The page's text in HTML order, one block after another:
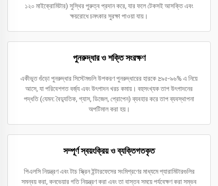
১২০ মাইক্রোমিটার) সুস্থির পুরুত্ব প্রদান করে, যার ফলে টেকসই আসক্তি এবং
ক্ষয়রোধে চমৎকার সুরক্ষা পাওয়া যায়।
পুনরুদ্ধার ও শক্তি সংরক্ষণ
একীভূত গুঁড়ো পুনরুদ্ধার সিস্টেমগুলি উপকরণ পুনরুদ্ধারের হারকে ≥৯৫-৯৬% এ নিয়ে
আসে, যা পরিবেশগত বর্জ্য এবং উৎপাদন খরচ কমায়। বহুসংখ্যক তাপ উৎপাদনের
পদ্ধতি (যেমন: বৈদ্যুতিক, গ্যাস, ডিজেল, প্রোপেন) ব্যবহার করে তাপ ব্যবস্থাপনা
অপটিমাল করা হয়।
সম্পূর্ণ স্বয়ংক্রিয় ও ব্যক্তিগতকৃত
পিএলসি নিয়ন্ত্রণ এবং টাচ স্ক্রিন ইন্টারফেসের সংমিশ্রণের মাধ্যমে প্যারামিটারগুলির
সমন্বয় করা, কনভেয়ার গতি নিয়ন্ত্রণ করা এবং তা বাস্তব সময়ে পর্যবেক্ষণ করা সম্ভব